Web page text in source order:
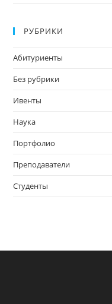
РУБРИКИ
Абитуриенты
Без рубрики
Ивенты
Наука
Портфолио
Преподаватели
Студенты